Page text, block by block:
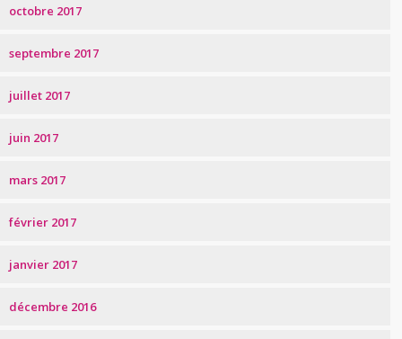
octobre 2017
septembre 2017
juillet 2017
juin 2017
mars 2017
février 2017
janvier 2017
décembre 2016